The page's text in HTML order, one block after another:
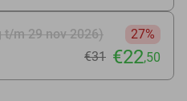
t/m 29 nov 2026)
27%
€31 €22,50